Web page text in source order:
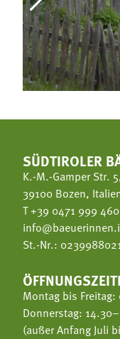
SÜDTIROLER
K.-M.-Gamper Str.
39100 Bozen,
T+39 0471 999 460
St.-Nr.:
Montag bis
Donnerstag:
(außer Anfang Juli